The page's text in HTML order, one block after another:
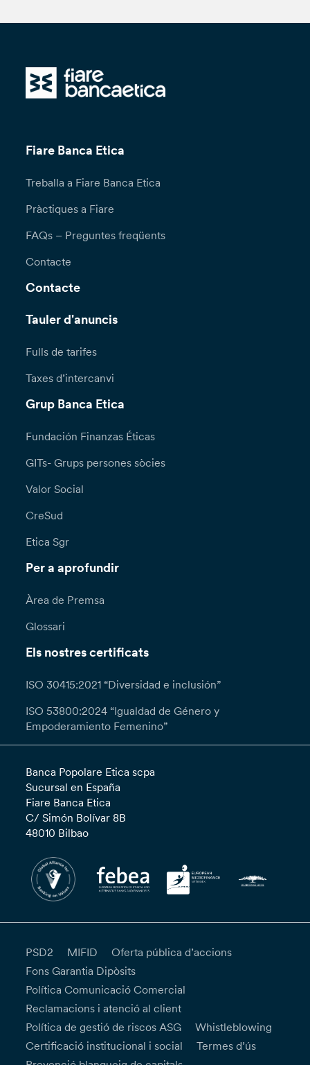
Fiare Banca Etica
Treballa a Fiare Banca Etica
Pràctiques a Fiare
FAQs – Preguntes freqüents
Contacte
Contacte
Tauler d'anuncis
Fulls de tarifes
Taxes d’intercanvi
Grup Banca Etica
Fundación Finanzas Éticas
GITs- Grups persones sòcies
Valor Social
CreSud
Etica Sgr
Per a aprofundir
Àrea de Premsa
Glossari
Els nostres certificats
ISO 30415:2021 “Diversidad e inclusión”
ISO 53800:2024 “Igualdad de Género y
Empoderamiento Femenino”
Banca Popolare Etica scpa
Sucursal en España
Fiare Banca Etica
C/ Simón Bolívar 8B
48010 Bilbao
PSD2 MIFID
Oferta pública d’accions
Fons Garantia Dipòsits
Política Comunicació Comercial
Reclamacions i atenció al client
Política de gestió de riscos ASG
Whistleblowing
Certificació institucional i social
Termes d’ús